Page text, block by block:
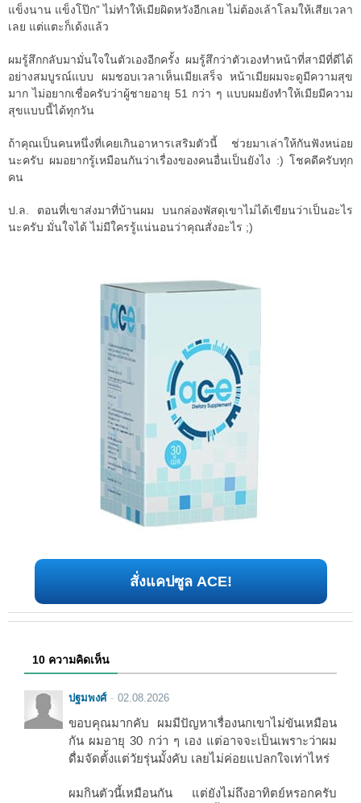
แข็งนาน แข็งโป๊ก” ไม่ทำให้เมียผิดหวังอีกเลย ไม่ต้องเล้าโลมให้เสียเวลา
เลย แต่แตะก็เด้งแล้ว
ผมรู้สึกกลับมามั่นใจในตัวเองอีกครั้ง ผมรู้สึกว่าตัวเองทำหน้าที่สามีที่ดีได้
อย่างสมบูรณ์แบบ ผมชอบเวลาเห็นเมียเสร็จ หน้าเมียผมจะดูมีความสุข
มาก ไม่อยากเชื่อครับว่าผู้ชายอายุ 51 กว่า ๆ แบบผมยังทำให้เมียมีความ
สุขแบบนี้ได้ทุกวัน
ถ้าคุณเป็นคนหนึ่งที่เคยเกินอาหารเสริมตัวนี้ ช่วยมาเล่าให้กันฟังหน่อย
นะครับ ผมอยากรู้เหมือนกันว่าเรื่องของคนอื่นเป็นยังไง :) โชคดีครับทุก
คน
ป.ล. ตอนที่เขาส่งมาที่บ้านผม บนกล่องพัสดุเขาไม่ได้เขียนว่าเป็นอะไร
นะครับ มั่นใจได้ ไม่มีใครรู้แน่นอนว่าคุณสั่งอะไร ;)
สั่งแคปซูล ACE!
10 ความคิดเห็น
ปฐมพงศ์ 02.08.2026
ขอบคุณมากคับ ผมมีปัญหาเรื่องนกเขาไม่ขันเหมือน
กัน ผมอายุ 30 กว่า ๆ เอง แต่อาจจะเป็นเพราะว่าผม
ดื่มจัดตั้งแต่วัยรุ่นมั้งคับ เลยไม่ค่อยแปลกใจเท่าไหร่
ผมกินตัวนี้เหมือนกัน แต่ยังไม่ถึงอาทิตย์หรอกครับ